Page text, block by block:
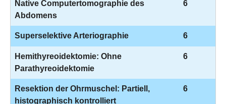
Native Computertomographie des
Abdomens
6
Superselektive Arteriographie 6
Hemithyreoidektomie: Ohne
Parathyreoidektomie
6
Resektion der Ohrmuschel: Partiell,
histographisch kontrolliert
6